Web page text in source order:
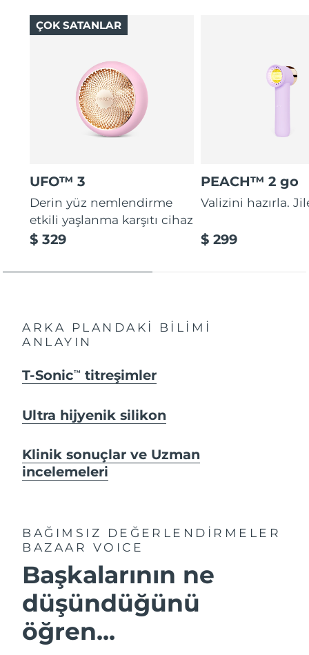
UFO™ 3
Derin yüz nemlendirme
etkili yaşlanma karşıtı cihaz
$ 329
ÇOK SATANLAR
PEACH™ 2 go
Valizini hazırla.
$ 299
ARKA PLANDAKİ BİLİMİ
ANLAYIN
T-SonicTM titreşimler
Ultra hijyenik silikon
Klinik sonuçlar ve Uzman
incelemeleri
BAĞIMSIZ DEĞERLENDİRMELER
BAZAAR VOICE
Başkalarının ne
düşündüğünü
öğren...